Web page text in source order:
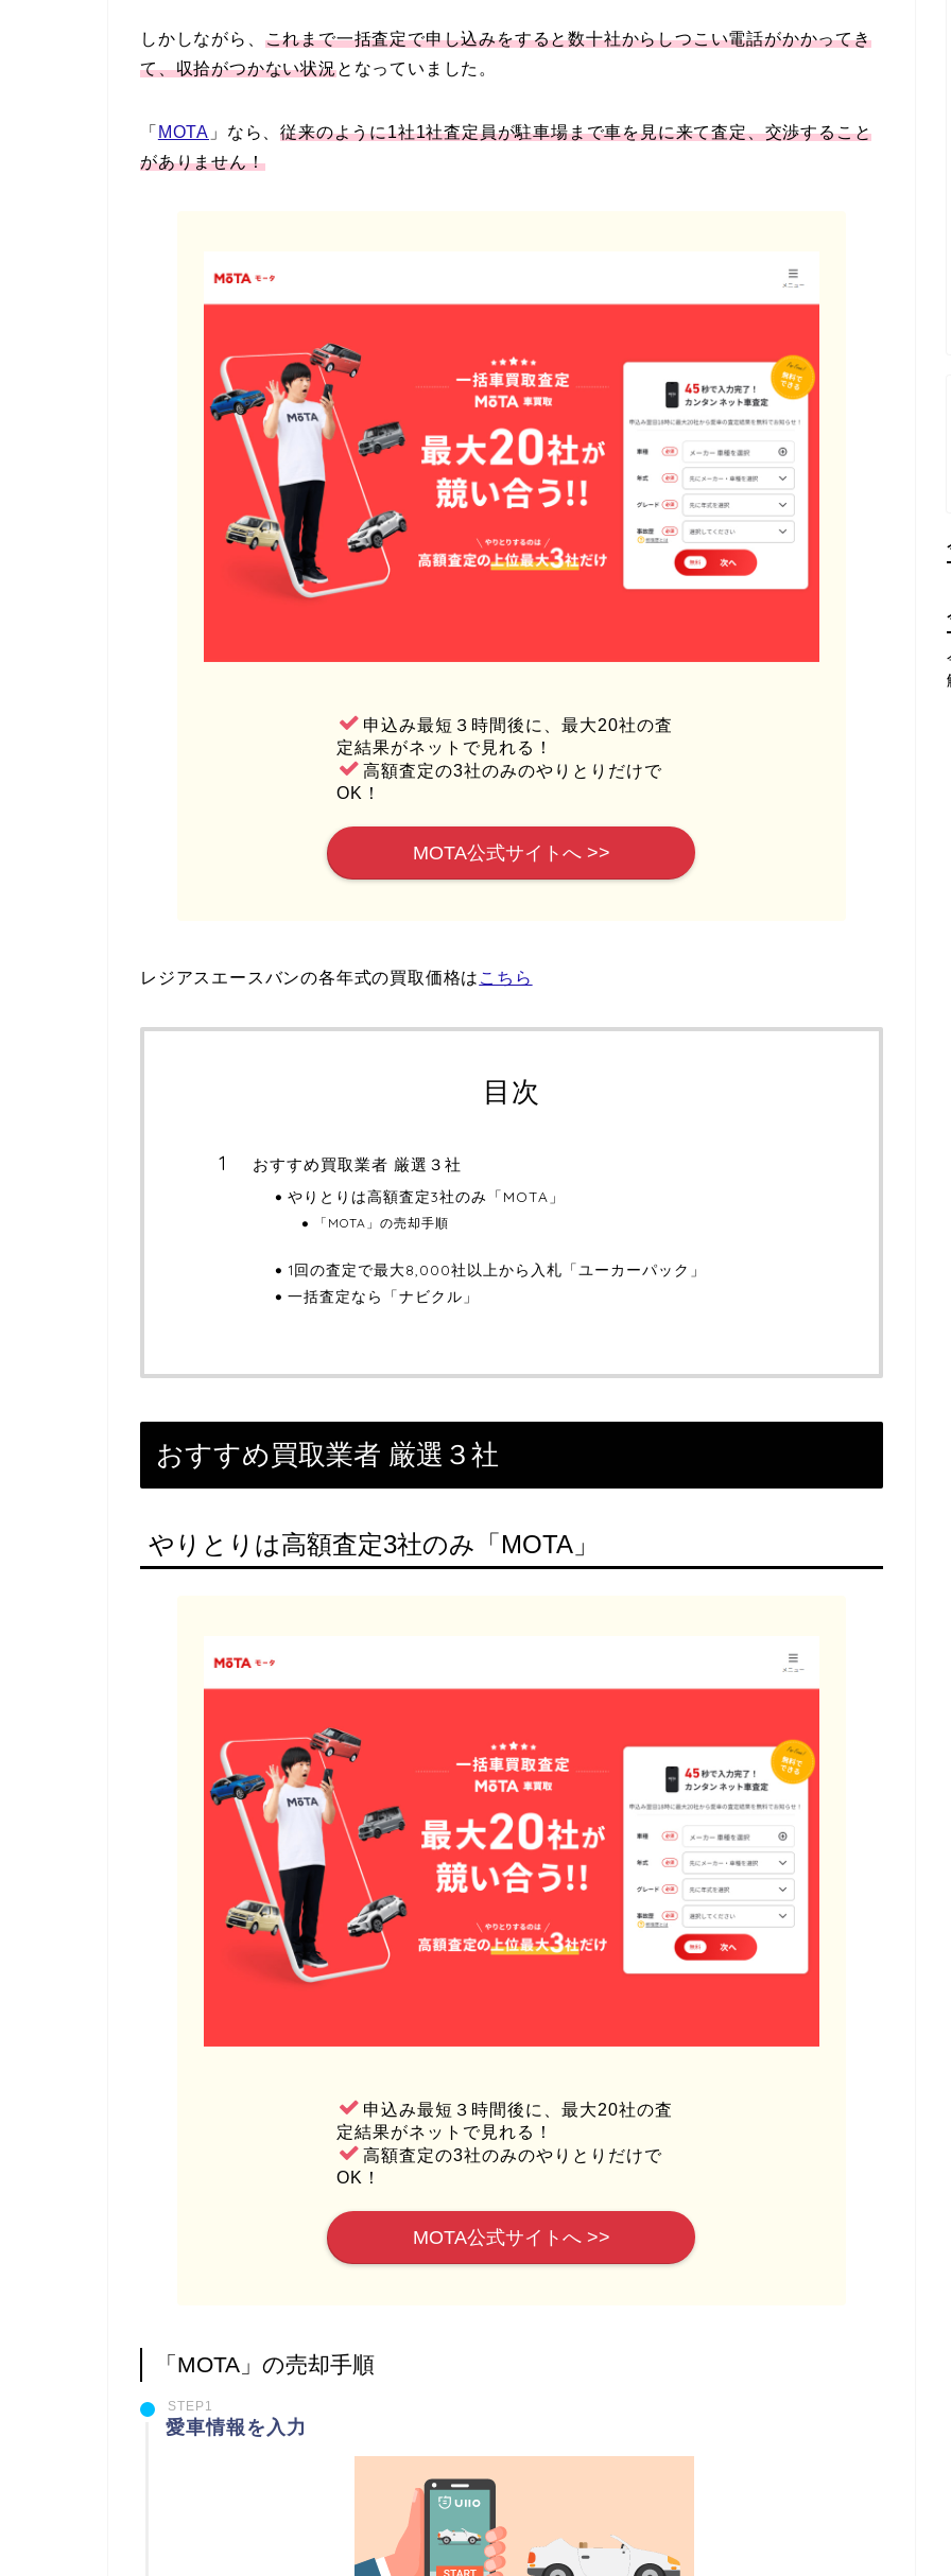
しかしながら、 これまで一括査定で申し込みをすると数十社からしつこい電話がかかってき
て、収拾がつかない状況となっていました。
「 MOTA 」なら、従来のように1社1社査定員が駐車場まで車を見に来て査定、交渉すること
がありません！
申込み最短３時間後に、最大20社の査
定結果がネットで見れる！
高額査定の3社のみのやりとりだけで
OK！
MOTA公式サイトへ >>
レジアスエースバンの各年式の買取価格は こちら
目次
おすすめ買取業者 厳選３社
やりとりは高額査定3社のみ「MOTA」
「MOTA」の売却手順
1回の査定で最大8,000社以上から入札「ユーカーパック」
一括査定なら「ナビクル」
おすすめ買取業者 厳選３社
やりとりは高額査定3社のみ「MOTA」
申込み最短３時間後に、最大20社の査
定結果がネットで見れる！
高額査定の3社のみのやりとりだけで
OK！
MOTA公式サイトへ >>
「MOTA」の売却手順
STEP1
愛車情報を入力